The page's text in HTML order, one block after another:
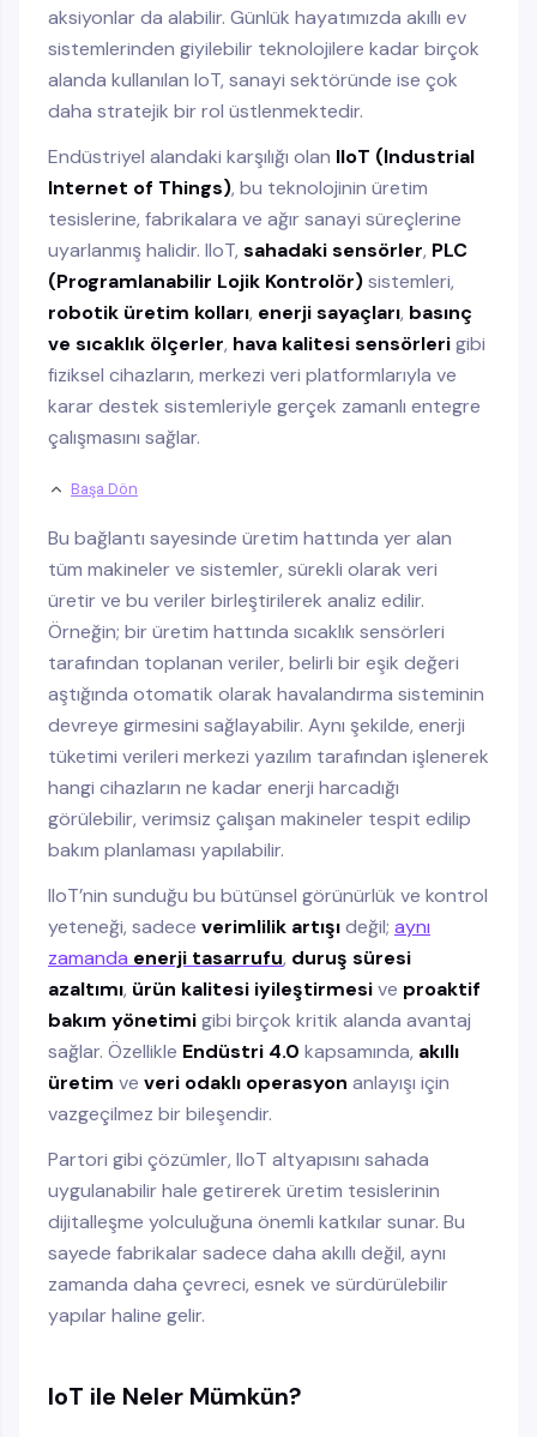
aksiyonlar da alabilir. Günlük hayatımızda akıllı ev
sistemlerinden giyilebilir teknolojilere kadar birçok
alanda kullanılan IoT, sanayi sektöründe ise çok
daha stratejik bir rol üstlenmektedir.
Endüstriyel alandaki karşılığı olan IIoT (Industrial
Internet of Things), bu teknolojinin üretim
tesislerine, fabrikalara ve ağır sanayi süreçlerine
uyarlanmış halidir. IIoT, sahadaki sensörler, PLC
(Programlanabilir Lojik Kontrolör)sistemleri,
robotik üretim kolları, enerji sayaçları, basınç
ve sıcaklık ölçerler, hava kalitesi sensörlerigibi
fiziksel cihazların, merkezi veri platformlarıyla ve
karar destek sistemleriyle gerçek zamanlı entegre
çalışmasını sağlar.
Başa Dön
Bu bağlantı sayesinde üretim hattında yer alan
tüm makineler ve sistemler, sürekli olarak veri
üretir ve bu veriler birleştirilerek analiz edilir.
Örneğin; bir üretim hattında sıcaklık sensörleri
tarafından toplanan veriler, belirli bir eşik değeri
aştığında otomatik olarak havalandırma sisteminin
devreye girmesini sağlayabilir. Aynı şekilde, enerji
tüketimi verileri merkezi yazılım tarafından işlenerek
hangi cihazların ne kadar enerji harcadığı
görülebilir, verimsiz çalışan makineler tespit edilip
bakım planlaması yapılabilir.
IIoT’nin sunduğu bu bütünsel görünürlük ve kontrol
yeteneği, sadece verimlilik artışıdeğil; aynı
zamanda enerji tasarrufu, duruş süresi
azaltımı, ürün kalitesi iyileştirmesive proaktif
bakım yönetimigibi birçok kritik alanda avantaj
sağlar. Özellikle Endüstri 4.0 kapsamında, akıllı
üretim ve veri odaklı operasyon anlayışı için
vazgeçilmez bir bileşendir.
Partori gibi çözümler, IIoT altyapısını sahada
uygulanabilir hale getirerek üretim tesislerinin
dijitalleşme yolculuğuna önemli katkılar sunar. Bu
sayede fabrikalar sadece daha akıllı değil, aynı
zamanda daha çevreci, esnek ve sürdürülebilir
yapılar haline gelir.
IoT ile Neler Mümkün?